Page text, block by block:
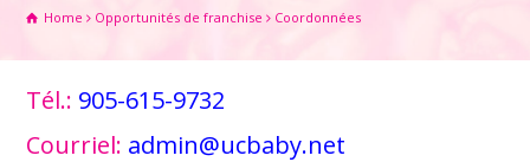
Home Opportunités de franchise Coordonnées
Tél.: 905-615-9732
Courriel: admin@ucbaby.net